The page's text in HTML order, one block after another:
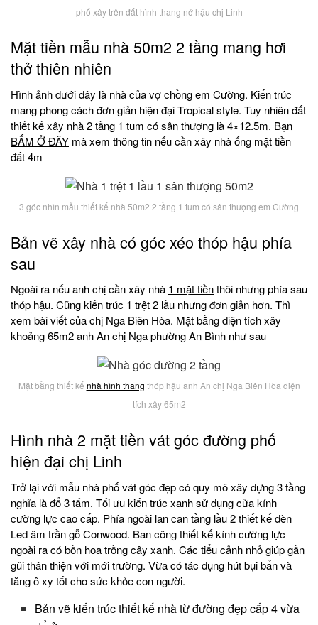
phố xây trên đất hình thang nở hậu chị Linh
Mặt tiền mẫu nhà 50m2 2 tầng mang hơi
thở thiên nhiên
Hình ảnh dưới đây là nhà của vợ chồng em Cường. Kiến trúc
mang phong cách đơn giản hiện đại Tropical style. Tuy nhiên đất
thiết kế xây nhà 2 tầng 1 tum có sân thượng là 4×12.5m. Bạn
BẤM Ở ĐÂY mà xem thông tin nếu cần xây nhà ống mặt tiền
đất 4m
3 góc nhìn mẫu thiết kế nhà 50m2 2 tầng 1 tum có sân thượng em Cường
Bản vẽ xây nhà có góc xéo thóp hậu phía
sau
Ngoài ra nếu anh chị cần xây nhà 1 mặt tiềnthôi nhưng phía sau
thóp hậu. Cũng kiến trúc 1 trệt2 lầu nhưng đơn giản hơn. Thì
xem bài viết của chị Nga Biên Hòa. Mặt bằng diện tích xây
khoảng 65m2 anh An chị Nga phường An Bình như sau
Mặt bằng thiết kế nhà hình thang thóp hậu anh An chị Nga Biên Hòa diện
tích xây 65m2
Hình nhà 2 mặt tiền vát góc đường phố
hiện đại chị Linh
Trở lại với mẫu nhà phố vát góc đẹp có quy mô xây dựng 3 tầng
nghĩa là đổ 3 tấm. Tối ưu kiến trúc xanh sử dụng cửa kính
cường lực cao cấp. Phía ngoài lan can tầng lầu 2 thiết kế đèn
Led âm trần gỗ Conwood. Ban công thiết kế kính cường lực
ngoài ra có bồn hoa trồng cây xanh. Các tiểu cảnh nhỏ giúp gần
gũi thân thiện với mới trường. Vừa có tác dụng hút bụi bẩn và
tăng ô xy tốt cho sức khỏe con người.
Bản vẽ kiến trúc thiết kế nhà từ đường đẹp cấp 4 vừa